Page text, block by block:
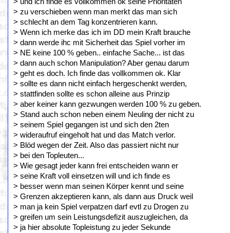
> zu verschieben wenn man merkt das man sich
> schlecht an dem Tag konzentrieren kann.
> Wenn ich merke das ich im DD mein Kraft brauche
> dann werde ihc mit Sicherheit das Spiel vorher im
> NE keine 100 % geben.. einfache Sache... ist das
> dann auch schon Manipulation? Aber genau darum
> geht es doch. Ich finde das vollkommen ok. Klar
> sollte es dann nicht einfach hergeschenkt werden,
> stattfinden sollte es schon alleine aus Prinzip
> aber keiner kann gezwungen werden 100 % zu geben.
> Stand auch schon neben einem Neuling der nicht zu
> seinem Spiel gegangen ist und sich den 2ten
> wideraufruf eingeholt hat und das Match verlor.
> Blöd wegen der Zeit. Also das passiert nicht nur
> bei den Topleuten...
> Wie gesagt jeder kann frei entscheiden wann er
> seine Kraft voll einsetzen will und ich finde es
> besser wenn man seinen Körper kennt und seine
> Grenzen akzeptieren kann, als dann aus Druck weil
> man ja kein Spiel verpatzen darf evtl zu Drogen zu
> greifen um sein Leistungsdefizit auszugleichen, da
> ja hier absolute Topleistung zu jeder Sekunde